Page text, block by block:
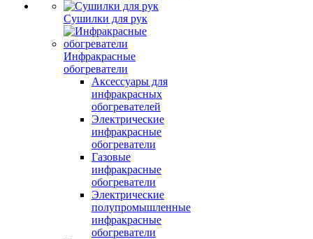
Сушилки для рук
Инфракрасные
обогреватели
Аксессуары для
инфракрасных
обогревателей
Электрические
инфракрасные
обогреватели
Газовые
инфракрасные
обогреватели
Электрические
полупромышленные
инфракрасные
обогреватели